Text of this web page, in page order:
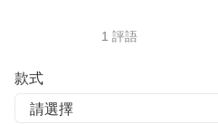
1 評語
款式